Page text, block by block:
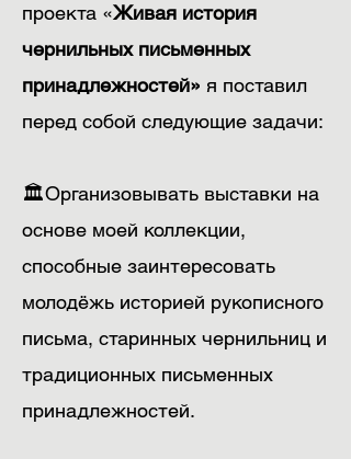
проекта «Живая история
чернильных письменных
принадлежностей» я поставил
перед собой следующие задачи:
🏛️Организовывать выставки на
основе моей коллекции,
способные заинтересовать
молодёжь историей рукописного
письма, старинных чернильниц и
традиционных письменных
принадлежностей.